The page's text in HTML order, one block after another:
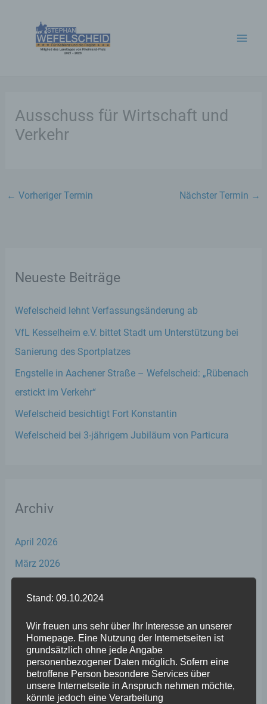
Ausschuss für Wirtschaft und
Verkehr
← Vorheriger Termin Nächster Termin →
Neueste Beiträge
Wefelscheid lehnt Verfassungsänderung ab
VfL Kesselheim e.V. bittet Stadt um Unterstützung bei
Sanierung des Sportplatzes
Engstelle in Aachener Straße – Wefelscheid: „Rübenach
erstickt im Verkehr“
Wefelscheid besichtigt Fort Konstantin
Wefelscheid bei 3-jährigem Jubiläum von Particura
Archiv
April 2026
März 2026
Dezember 2025
November 2025
Oktober 2025
September 2025
Stand: 09.10.2024
Wir freuen uns sehr über Ihr Interesse an unserer
Homepage. Eine Nutzung der Internetseiten ist
grundsätzlich ohne jede Angabe
personenbezogener Daten möglich. Sofern eine
betroffene Person besondere Services über
unsere Internetseite in Anspruch nehmen möchte,
könnte jedoch eine Verarbeitung